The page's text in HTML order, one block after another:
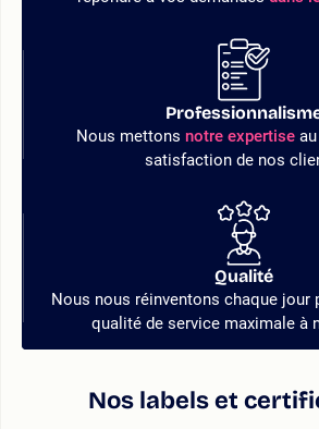
Nous mettons notre expertiseau
satisfaction de nos
Qualité
Nous nous réinventons chaque jour
qualité de service maximale à
Nos labels et